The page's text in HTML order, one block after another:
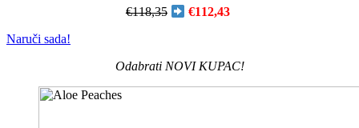
€118,35 €112,43
Naruči sada!
Odabrati NOVI KUPAC!